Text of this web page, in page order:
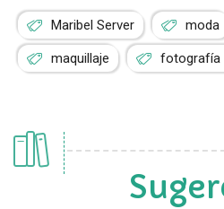
Maribel Server moda
maquillaje fotografía